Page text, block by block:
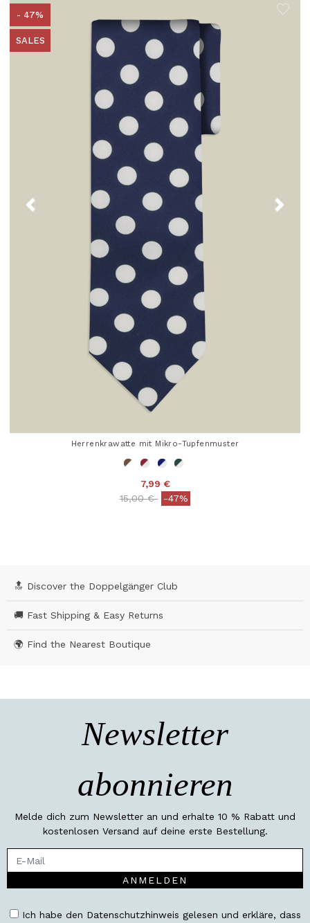
- 47%
SALES
Herrenkrawatte mit Mikro-Tupfenmuster
7,99 €
Price reduced from
15,00 €to-47%
🔝 Discover the Doppelgänger Club
🚚 Fast Shipping & Easy Returns
🌍 Find the Nearest Boutique
Newsletter
abonnieren
Melde dich zum Newsletter an und erhalte 10 % Rabatt und
kostenlosen Versand auf deine erste Bestellung.
ANMELDEN
Ich habe den Datenschutzhinweis gelesen und erkläre, dass